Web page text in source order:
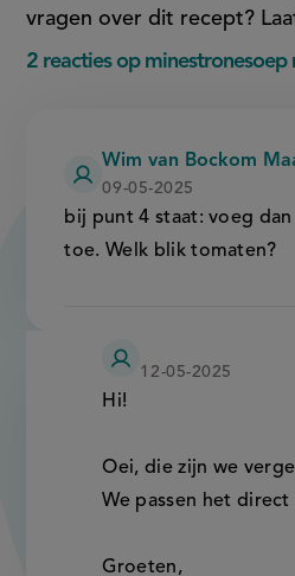
in
in
venster,
vragen over dit recept?
2 reacties op minestronesoep
bij punt 4 staat: voeg
toe. Welk blik tomaten?
Wim van Bockom
09-05-2025
Hi!
Oei, die zijn we
We passen het direct
Groeten,
kitchen
12-05-2025